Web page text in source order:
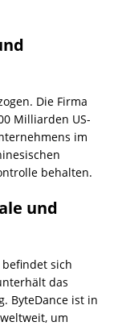
Die Firma
Milliarden US-
im
behalten.
und
sich
das
ByteDance ist in
um